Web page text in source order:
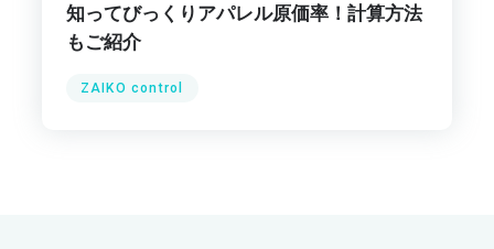
知ってびっくりアパレル原価率！計算方法
もご紹介
ZAIKO control